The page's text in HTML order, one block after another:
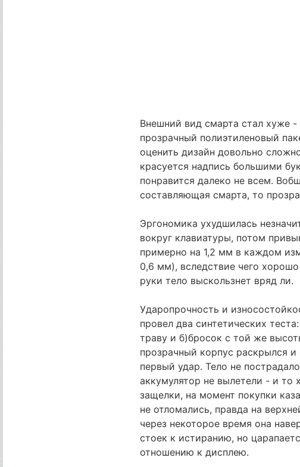
Внешний вид смарта стал хуже
прозрачный полиэтиленовый
оценить дизайн довольно
красуется надпись большими
понравится далеко не всем.
составляющая смарта, то
Эргономика ухудшилась
вокруг клавиатуры, потом
примерно на 1,2 мм в каждом
0,6 мм), вследствие чего
руки тело выскользнет вряд ли.
Ударопрочность и
провел два синтетических
траву и б)бросок с той же
прозрачный корпус раскрылся и
первый удар. Тело не
аккумулятор не вылетели - и то
защелки, на момент покупки
не отломались, правда на
через некоторое время она
стоек к истиранию, но
отношению к дисплею.